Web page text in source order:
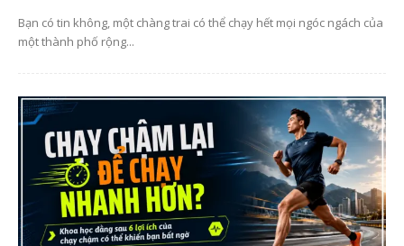
Bạn có tin không, một chàng trai có thể chạy hết mọi ngóc ngách của
một thành phố rộng...